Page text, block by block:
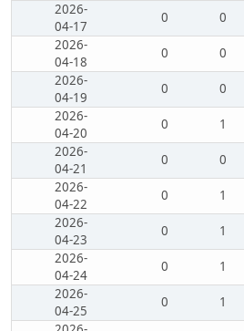
2026-
04-17
0 0
2026-
04-18
0 0
2026-
04-19
0 0
2026-
04-20
0 1
2026-
04-21
0 0
2026-
04-22
0 1
2026-
04-23
0 1
2026-
04-24
0 1
2026-
04-25
0 1